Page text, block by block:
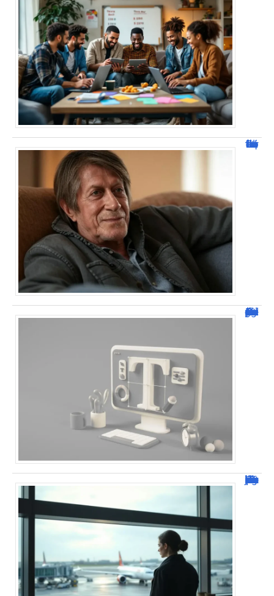
Jacques Dutronc fortune : estimation et sources de richesse !
Dafont Police : guide complet pour télécharger !
Combien de jour pour un décès d’un parent à l’étranger ?